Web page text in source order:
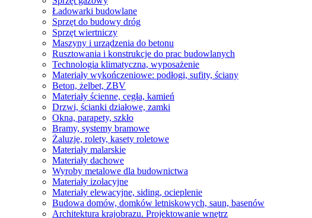
Ładowarki budowlane
Sprzęt do budowy dróg
Sprzęt wiertniczy
Maszyny i urządzenia do betonu
Rusztowania i konstrukcje do prac budowlanych
Technologia klimatyczna, wyposażenie
Materiały wykończeniowe: podłogi, sufity, ściany
Beton, żelbet, ZBV
Materiały ścienne, cegła, kamień
Drzwi, ścianki działowe, zamki
Okna, parapety, szkło
Bramy, systemy bramowe
Żaluzje, rolety, kasety roletowe
Materiały malarskie
Materiały dachowe
Wyroby metalowe dla budownictwa
Materiały izolacyjne
Materiały elewacyjne, siding, ocieplenie
Budowa domów, domków letniskowych, saun, basenów
Architektura krajobrazu. Projektowanie wnętrz